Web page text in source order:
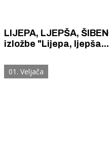
LIJEPA, LJEPŠA,
izložbe "Lijepa,
01. Veljača